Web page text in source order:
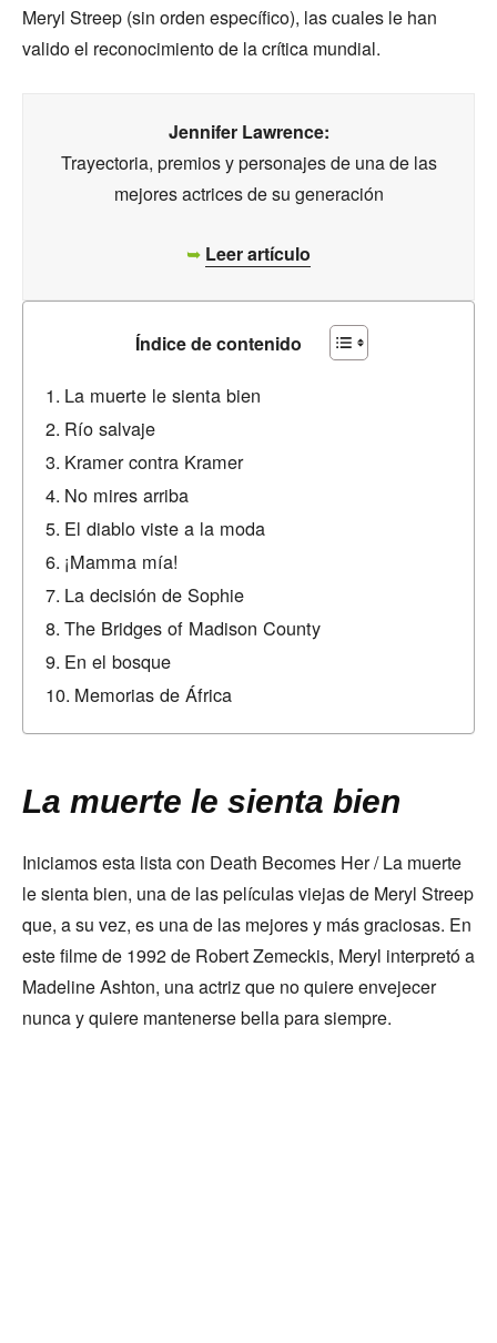
Meryl Streep (sin orden específico), las cuales le han
valido el reconocimiento de la crítica mundial.
Jennifer Lawrence:
Trayectoria, premios y personajes de una de las
mejores actrices de su generación
➥ Leer artículo
Índice de contenido
La muerte le sienta bien
Río salvaje
Kramer contra Kramer
No mires arriba
El diablo viste a la moda
¡Mamma mía!
La decisión de Sophie
The Bridges of Madison County
En el bosque
Memorias de África
La muerte le sienta bien
Iniciamos esta lista con Death Becomes Her / La muerte
le sienta bien, una de las películas viejas de Meryl Streep
que, a su vez, es una de las mejores y más graciosas. En
este filme de 1992 de Robert Zemeckis, Meryl interpretó a
Madeline Ashton, una actriz que no quiere envejecer
nunca y quiere mantenerse bella para siempre.